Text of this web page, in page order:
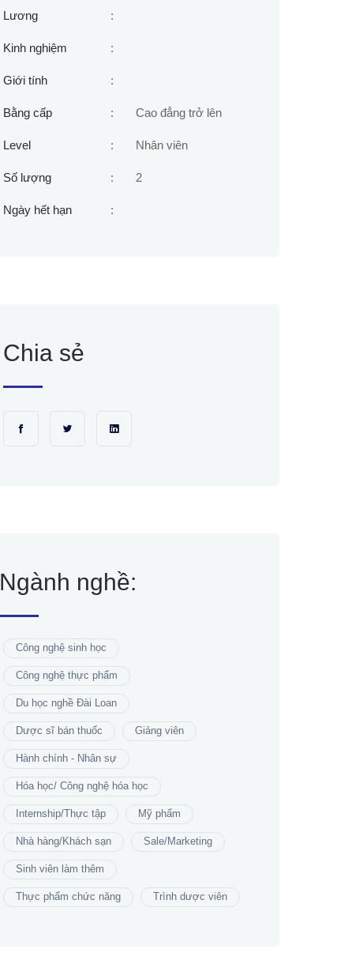
Lương :
Kinh nghiệm :
Giới tính :
Bằng cấp : Cao đẳng trở lên
Level : Nhân viên
Số lượng : 2
Ngày hết hạn :
Chia sẻ
Ngành nghề:
Công nghệ sinh học
Công nghệ thực phẩm
Du học nghề Đài Loan
Dược sĩ bán thuốc Giảng viên
Hành chính - Nhân sự
Hóa học/ Công nghệ hóa học
Internship/Thực tập Mỹ phẩm
Nhà hàng/Khách sạn Sale/Marketing
Sinh viên làm thêm
Thực phẩm chức năng Trình dược viên